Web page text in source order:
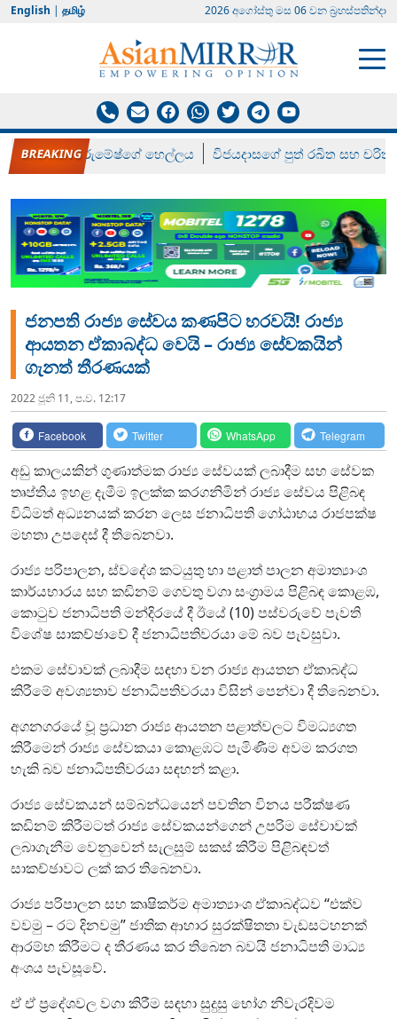
English | தமிழ் 2026 අගෝස්‍තු මස 06 වන බ්‍රහස්පතින්දා
රන් ගෙනා රුමේෂ්ගේ හෙල්ලය විජයදාසගේ පුත් රඛිත සහ චරිත්
ජනපති රාජ්‍ය සේවය කණපිට හරවයි! රාජ්‍ය
ආයතන ඒකාබද්ධ වෙයි – රාජ්‍ය සේවකයින්
ගැනත් තීරණයක්
2022 ජූනි 11, ප.ව. 12:17
Facebook Twitter WhatsApp Telegram
අඩු කාලයකින් ගුණාත්මක රාජ්‍ය සේවයක් ලබාදීම සහ සේවක
තෘප්තිය ඉහළ දැමීම ඉලක්ක කරගනිමින් රාජ්‍ය සේවය පිළිබඳ
විධිමත් අධ්‍යනයක් කරන ලෙස ජනාධිපති ගෝඨාභය රාජපක්ෂ
මහතා උපදෙස් දී තිබෙනවා.
රාජ්‍ය පරිපාලන, ස්වදේශ කටයුතු හා පළාත් පාලන අමාත්‍යාංශ
කාර්යභාරය සහ කඩිනම් ගෙවතු වගා සංග්‍රාමය පිළිබඳ කොළඹ,
කොටුව ජනාධිපති මන්දිරයේ දී ඊයේ (10) පස්වරුවේ පැවති
විශේෂ සාකච්ඡාවේ දී ජනාධිපතිවරයා මේ බව පැවසුවා.
එකම සේවාවක් ලබාදීම සඳහා වන රාජ්‍ය ආයතන ඒකාබද්ධ
කිරීමේ අවශ්‍යතාව ජනාධිපතිවරයා විසින් පෙන්වා දී තිබෙනවා.
අගනගරයේ වූ ප්‍රධාන රාජ්‍ය ආයතන පළාත්වලට විමධ්‍යගත
කිරීමෙන් රාජ්‍ය සේවකයා කොළඹට පැමිණීම අවම කරගත
හැකි බව ජනාධිපතිවරයා සඳහන් කළා.
රාජ්‍ය සේවකයන් සම්බන්ධයෙන් පවතින විනය පරීක්ෂණ
කඩිනම් කිරීමටත් රාජ්‍ය සේවකයන්ගෙන් උපරිම සේවාවක්
ලබාගැනීම වෙනුවෙන් සැලසුම් සකස් කිරීම පිළිබඳවත්
සාකච්ඡාවට ලක් කර තිබෙනවා.
රාජ්‍ය පරිපාලන සහ කෘෂිකර්ම අමාත්‍යාංශ ඒකාබද්ධව “එක්ව
වවමු – රට දිනවමු” ජාතික ආහාර සුරක්ෂිතතා වැඩසටහනක්
ආරම්භ කිරීමට ද තීරණය කර තිබෙන බවයි ජනාධිපති මාධ්‍ය
අංශය පැවසූවේ.
ඒ ඒ ප්‍රදේශවල වගා කිරීම සඳහා සුදුසු භෝග නිවැරදිවම